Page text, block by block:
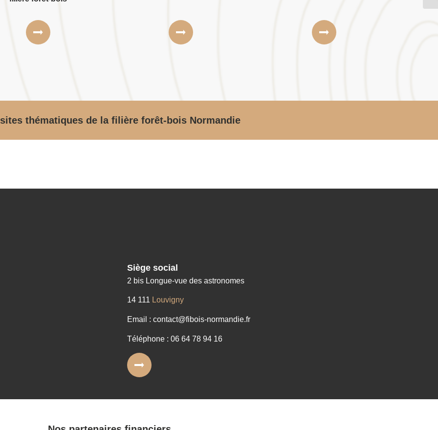
thématiques de la filière forêt-bois Normandie
Siège social
2 bis Longue-vue des astronomes
14 111 Louvigny
Email : contact@fibois-normandie.fr
Téléphone : 06 64 78 94 16